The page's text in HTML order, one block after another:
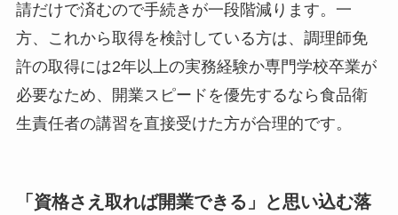
請だけで済むので手続きが一段階減ります。一
方、これから取得を検討している方は、調理師免
許の取得には2年以上の実務経験か専門学校卒業が
必要なため、開業スピードを優先するなら食品衛
生責任者の講習を直接受けた方が合理的です。
「資格さえ取れば開業できる」と思い込む落